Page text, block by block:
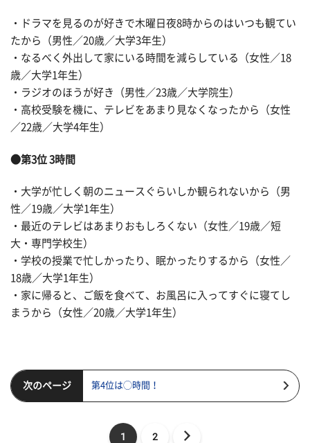
・ドラマを見るのが好きで木曜日夜8時からのはいつも観てい
たから（男性／20歳／大学3年生）
・なるべく外出して家にいる時間を減らしている（女性／18
歳／大学1年生）
・ラジオのほうが好き（男性／23歳／大学院生）
・高校受験を機に、テレビをあまり見なくなったから（女性
／22歳／大学4年生）
●第3位 3時間
・大学が忙しく朝のニュースぐらいしか観られないから（男
性／19歳／大学1年生）
・最近のテレビはあまりおもしろくない（女性／19歳／短
大・専門学校生）
・学校の授業で忙しかったり、眠かったりするから（女性／
18歳／大学1年生）
・家に帰ると、ご飯を食べて、お風呂に入ってすぐに寝てし
まうから（女性／20歳／大学1年生）
次のページ 第4位は◯時間！
1 2